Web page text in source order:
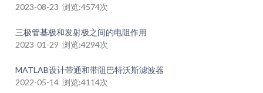
2023-08-23 浏览:4574次
三极管基极和发射极之间的电阻作用
2023-01-29 浏览:4294次
MATLAB设计带通和带阻巴特沃斯滤波器
2022-05-14 浏览:4114次